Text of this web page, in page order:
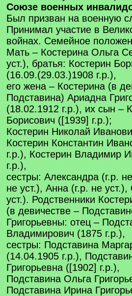
Союзе военных
Был призван на военную
Принимал участие в
войнах. Семейное
Мать – Костерина Ольга
уст.), братья: Костерин
(16.09.(29.03.)1908 г.р.),
его жена – Костерина (в
Подставина) Ариадна
(18.02.1912 г.р.), их сын –
Борисович ([1939] г.р.);
Костерин Николай
Костерин Константин
г.р.), Костерин Владимир
г.р.),
сестры: Александра (г.р.
не уст.), Анна (г.р. не
уст.). Родственники
(в девичестве –
Григорьевны: отец –
Владимирович (1875 г.р.),
сестры: Подставина
(14.04.1905 г.р.),
Григорьевна ([1902] г.р.),
Подставина Ольга
Подставина Ирина